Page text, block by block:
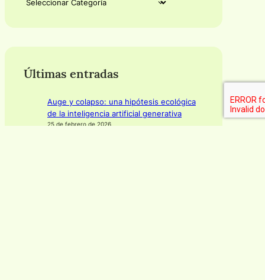
Últimas entradas
Auge y colapso: una hipótesis ecológica
de la inteligencia artificial generativa
25 de febrero de 2026